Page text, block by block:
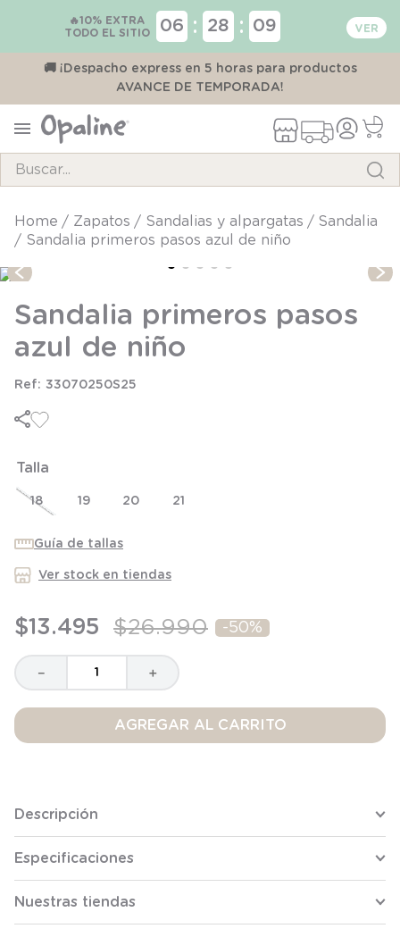
🔥10% EXTRA
TODO EL SITIO
06 : 28 : 09
🚚 ¡Despacho express en 5 horas para productos
AVANCE DE TEMPORADA!
zapatos sandalias y alpargatas
sandalia
Sandalia primeros pasos azul de niño
Sandalia primeros pasos
azul de niño
33070250S25
Talla
18 19 20 21
Guía de tallas
Ver stock en tiendas
$13.495 $26.990 -50%
＋
－
AGREGAR AL CARRITO
Descripción
Especificaciones
Nuestras tiendas
TÉRMINOS MÁS BUSCADOS
1.
pijama
3.
zapatillas
4.
body
5
8.
9.
saco